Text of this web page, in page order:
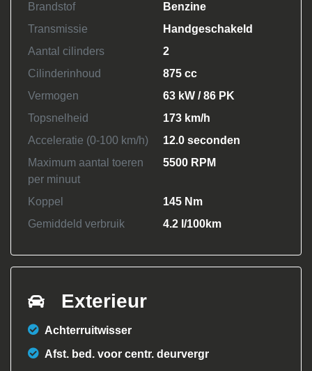
Brandstof
Benzine
Transmissie
Handgeschakeld
Aantal cilinders
2
Cilinderinhoud
875 cc
Vermogen
63 kW / 86 PK
Topsnelheid
173 km/h
Acceleratie (0-100 km/h)
12.0 seconden
Maximum aantal toeren
per minuut
5500 RPM
Koppel
145 Nm
Gemiddeld verbruik
4.2 l/100km
Exterieur
Achterruitwisser
Afst. bed. voor centr. deurvergr